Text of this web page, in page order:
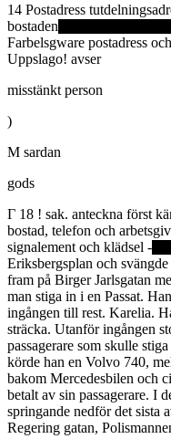
14 Postadress
bostaden
Farbelsgware postadress
Uppslago! avser
misstänkt person
)
M sardan
gods
Г 18 ! sak. anteckna först
bostad, telefon och
signalement och klädsel -
Eriksbergsplan och
fram på Birger Jarlsgatan
man stiga in i en Passat.
ingången till rest. Karelia.
sträcka. Utanför ingången
passagerare som skulle
körde han en Volvo 740,
bakom Mercedesbilen och
betalt av sin passagerare. I
springande nedför det sista
Regering gatan,